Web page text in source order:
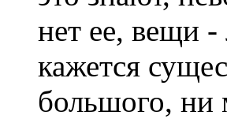
нет ее, вещи
кажется
большого, ни